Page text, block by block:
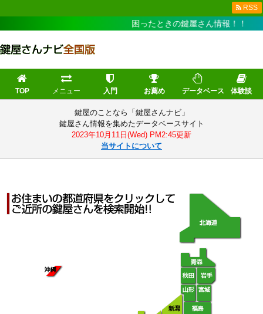
困ったときの鍵屋さん情報！！
TOP メニュー 入門 お薦め データベース 体験談
RSS
鍵屋のことなら「鍵屋さんナビ」
鍵屋さん情報を集めたデータベースサイト
2023年10月11日(Wed) PM2:45更新
当サイトについて